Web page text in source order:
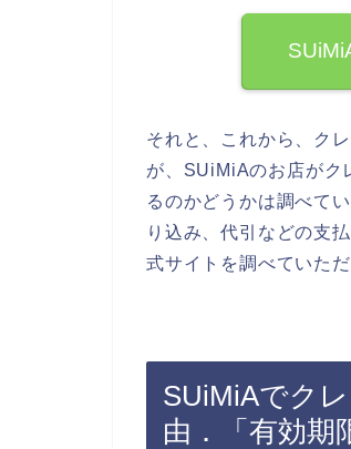
それと、これから、ク
が、SUiMiAのお店がク
るのかどうかは調べて
り込み、代引などの支
式サイトを調べていた
SUiMiAでク
由．「有効期